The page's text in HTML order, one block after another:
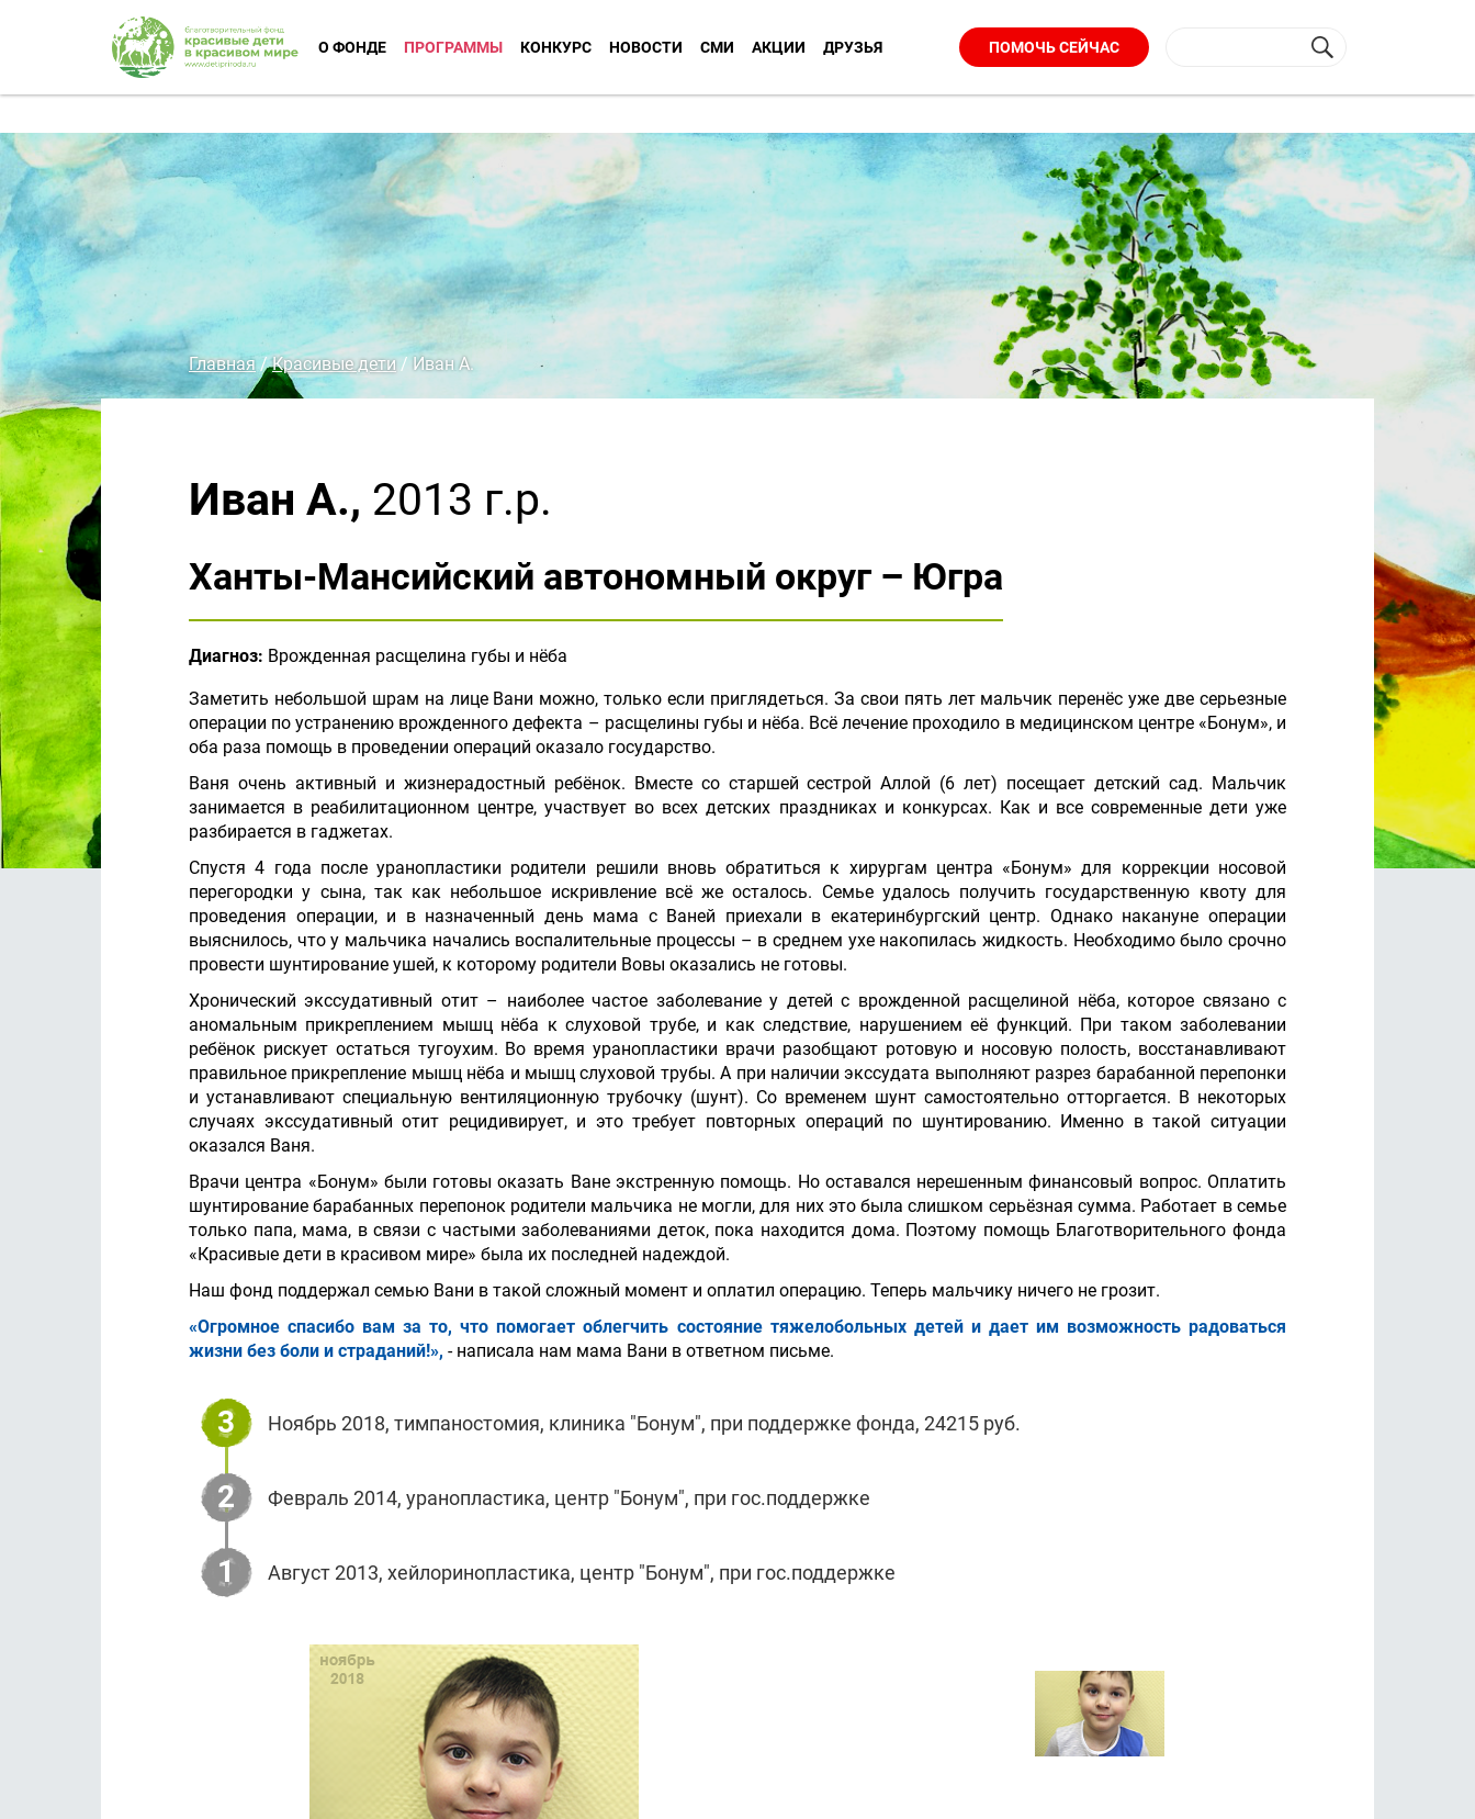
О ФОНДЕ ПРОГРАММЫ КОНКУРС НОВОСТИ СМИ АКЦИИ ДРУЗЬЯ ПОМОЧЬ СЕЙЧАС
Главная/Красивые дети/Иван А.
Иван А., 2013 г.р.
Ханты-Мансийский автономный округ – Югра
Диагноз: Врожденная расщелина губы и нёба
Заметить небольшой шрам на лице Вани можно, только если приглядеться. За свои пять лет мальчик перенёс уже две серьезные
операции по устранению врожденного дефекта – расщелины губы и нёба. Всё лечение проходило в медицинском центре «Бонум», и
оба раза помощь в проведении операций оказало государство.
Ваня очень активный и жизнерадостный ребёнок. Вместе со старшей сестрой Аллой (6 лет) посещает детский сад. Мальчик
занимается в реабилитационном центре, участвует во всех детских праздниках и конкурсах. Как и все современные дети уже
разбирается в гаджетах.
Спустя 4 года после уранопластики родители решили вновь обратиться к хирургам центра «Бонум» для коррекции носовой
перегородки у сына, так как небольшое искривление всё же осталось. Семье удалось получить государственную квоту для
проведения операции, и в назначенный день мама с Ваней приехали в екатеринбургский центр. Однако накануне операции
выяснилось, что у мальчика начались воспалительные процессы – в среднем ухе накопилась жидкость. Необходимо было срочно
провести шунтирование ушей, к которому родители Вовы оказались не готовы.
Хронический экссудативный отит – наиболее частое заболевание у детей с врожденной расщелиной нёба, которое связано с
аномальным прикреплением мышц нёба к слуховой трубе, и как следствие, нарушением её функций. При таком заболевании
ребёнок рискует остаться тугоухим. Во время уранопластики врачи разобщают ротовую и носовую полость, восстанавливают
правильное прикрепление мышц нёба и мышц слуховой трубы. А при наличии экссудата выполняют разрез барабанной перепонки
и устанавливают специальную вентиляционную трубочку (шунт). Со временем шунт самостоятельно отторгается. В некоторых
случаях экссудативный отит рецидивирует, и это требует повторных операций по шунтированию. Именно в такой ситуации
оказался Ваня.
Врачи центра «Бонум» были готовы оказать Ване экстренную помощь. Но оставался нерешенным финансовый вопрос. Оплатить
шунтирование барабанных перепонок родители мальчика не могли, для них это была слишком серьёзная сумма. Работает в семье
только папа, мама, в связи с частыми заболеваниями деток, пока находится дома. Поэтому помощь Благотворительного фонда
«Красивые дети в красивом мире» была их последней надеждой.
Наш фонд поддержал семью Вани в такой сложный момент и оплатил операцию. Теперь мальчику ничего не грозит.
«Огромное спасибо вам за то, что помогает облегчить состояние тяжелобольных детей и дает им возможность радоваться
жизни без боли и страданий!», - написала нам мама Вани в ответном письме.
3 Ноябрь 2018, тимпаностомия, клиника "Бонум", при поддержке фонда, 24215 руб.
2 Февраль 2014, уранопластика, центр "Бонум", при гос.поддержке
1 Август 2013, хейлоринопластика, центр "Бонум", при гос.поддержке